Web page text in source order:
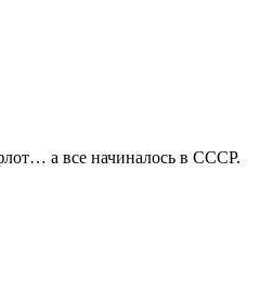
а все начиналось в СССР.